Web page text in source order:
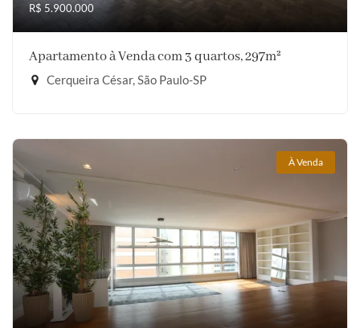
R$ 5.900.000
Apartamento à Venda com 3 quartos, 297m²
Cerqueira César, São Paulo-SP
À Venda